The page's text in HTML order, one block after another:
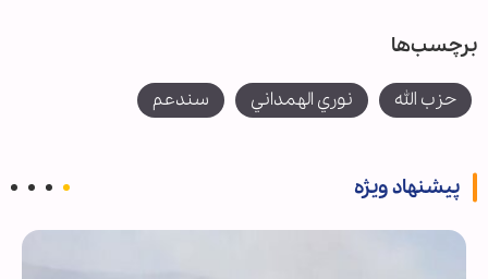
برچسب‌ها
حزب الله نوري الهمداني سندعم
پیشنهاد ویژه